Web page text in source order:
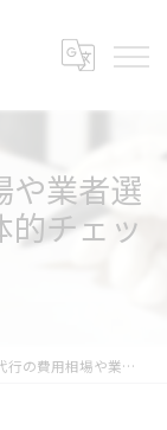
や業者選
的チェッ
者選びで損しないための具体的チェックポイント